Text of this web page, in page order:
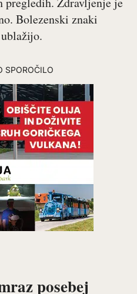
Bolezenski znaki
SPOROČILO
posebej